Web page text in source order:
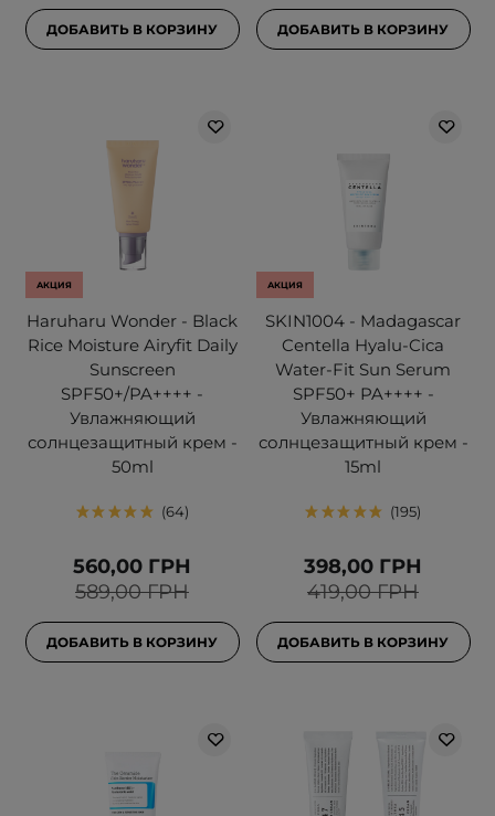
ДОБАВИТЬ В КОРЗИНУ ДОБАВИТЬ В КОРЗИНУ
АКЦИЯ
Haruharu Wonder - Black
Rice Moisture Airyfit Daily
Sunscreen
SPF50+/PA++++ -
Увлажняющий
солнцезащитный крем -
50ml
64
589,00 ГРН
560,00 ГРН
ДОБАВИТЬ В КОРЗИНУ
АКЦИЯ
SKIN1004 - Madagascar
Centella Hyalu-Cica
Water-Fit Sun Serum
SPF50+ PA++++ -
Увлажняющий
солнцезащитный крем -
15ml
195
419,00 ГРН
398,00 ГРН
ДОБАВИТЬ В КОРЗИНУ